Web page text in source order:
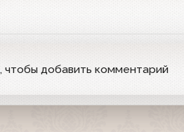
, чтобы добавить комментарий